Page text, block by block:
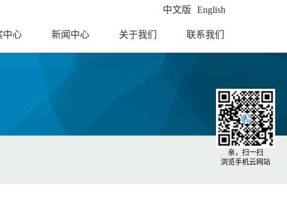
中文版 English
中心 新闻中心 关于我们 联系我们
亲，扫一扫
浏览手机云网站